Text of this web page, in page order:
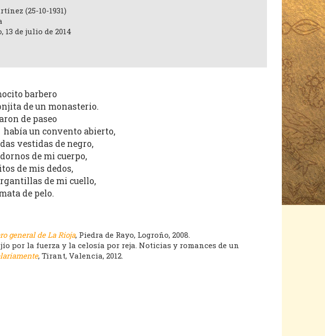
(25-10-1931)
de julio de 2014
barbero
de un monasterio.
de paseo
un convento abierto,
vestidas de negro,
de mi cuerpo,
de mis dedos,
de mi cuello,
de pelo.
general de La Rioja, Piedra de Rayo, Logroño, 2008.
por la fuerza y la celosía por reja. Noticias y romances de un
, Tirant, Valencia, 2012.